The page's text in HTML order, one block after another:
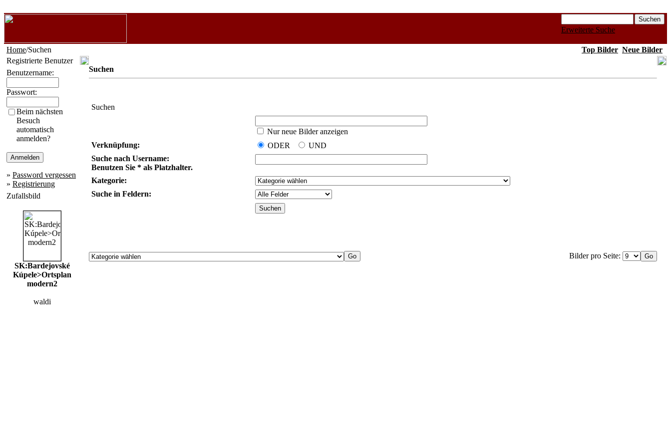
Erweiterte Suche
Home/Suchen Top Bilder Neue Bilder
Registrierte Benutzer
Benutzername:
Passwort:
Beim nächsten
Besuch
automatisch
anmelden?
» Password vergessen
» Registrierung
Zufallsbild
SK:Bardejovské
Kúpele>Ortsplan
modern2
waldi
Suchen
Suchen
Nur neue Bilder anzeigen
Verknüpfung:
ODER
UND
Suche nach Username:
Benutzen Sie * als Platzhalter.
Kategorie:
Suche in Feldern:
Bilder pro Seite: